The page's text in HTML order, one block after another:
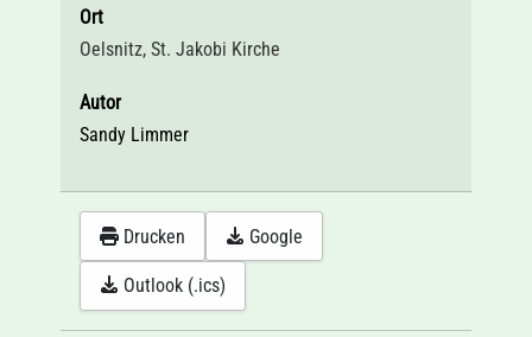
Ort
Oelsnitz, St. Jakobi Kirche
Autor
Sandy Limmer
Drucken Google
Outlook (.ics)